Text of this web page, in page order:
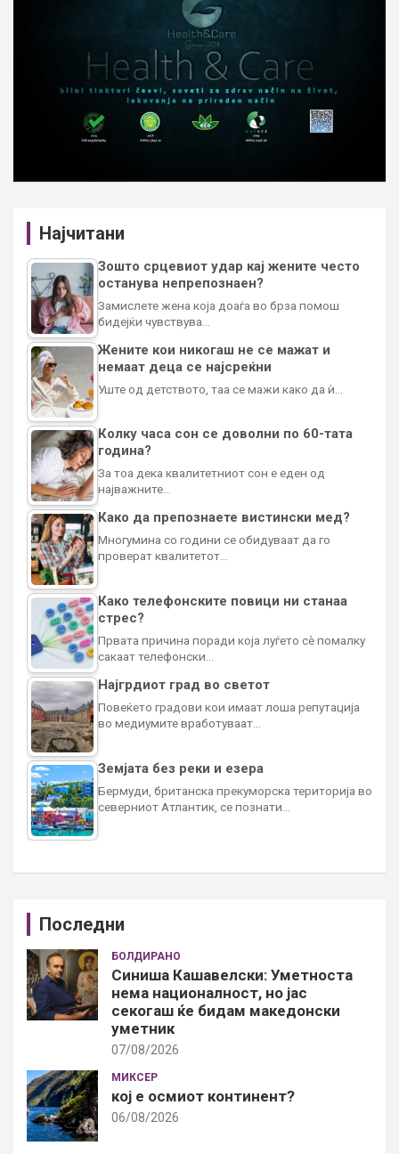
Најчитани
Зошто срцевиот удар кај жените често
останува непрепознаен?
Замислете жена која доаѓа во брза помош
бидејќи чувствува…
Жените кои никогаш не се мажат и
немаат деца се најсреќни
Уште од детството, таа се мажи како да ѝ…
Колку часа сон се доволни по 60-тата
година?
За тоа дека квалитетниот сон е еден од
најважните…
Како да препознаете вистински мед?
Многумина со години се обидуваат да го
проверат квалитетот…
Како телефонските повици ни станаа
стрес?
Првата причина поради која луѓето сè помалку
сакаат телефонски…
Најгрдиот град во светот
Повеќето градови кои имаат лоша репутација
во медиумите вработуваат…
Земјата без реки и езера
Бермуди, британска прекуморска територија во
северниот Атлантик, се познати…
Последни
БОЛДИРАНО
Синиша Кашавелски: Уметноста
нема националност, но јас
секогаш ќе бидам македонски
уметник
07/08/2026
МИКСЕР
кој е осмиот континент?
06/08/2026